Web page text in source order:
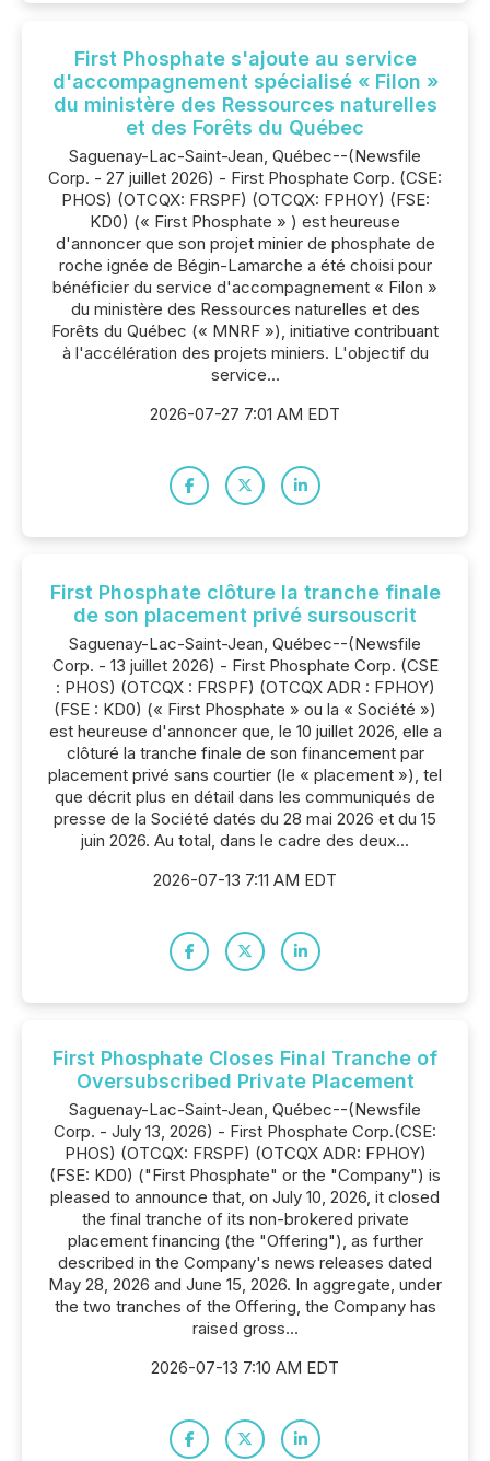
First Phosphate s'ajoute au service
d'accompagnement spécialisé « Filon »
du ministère des Ressources naturelles
et des Forêts du Québec
Saguenay-Lac-Saint-Jean, Québec--(Newsfile
Corp. - 27 juillet 2026) - First Phosphate Corp. (CSE:
PHOS) (OTCQX: FRSPF) (OTCQX: FPHOY) (FSE:
KD0) (« First Phosphate » ) est heureuse
d'annoncer que son projet minier de phosphate de
roche ignée de Bégin-Lamarche a été choisi pour
bénéficier du service d'accompagnement « Filon »
du ministère des Ressources naturelles et des
Forêts du Québec (« MNRF »), initiative contribuant
à l'accélération des projets miniers. L'objectif du
service...
2026-07-27 7:01 AM EDT
First Phosphate clôture la tranche finale
de son placement privé sursouscrit
Saguenay-Lac-Saint-Jean, Québec--(Newsfile
Corp. - 13 juillet 2026) - First Phosphate Corp. (CSE
: PHOS) (OTCQX : FRSPF) (OTCQX ADR : FPHOY)
(FSE : KD0) (« First Phosphate » ou la « Société »)
est heureuse d'annoncer que, le 10 juillet 2026, elle a
clôturé la tranche finale de son financement par
placement privé sans courtier (le « placement »), tel
que décrit plus en détail dans les communiqués de
presse de la Société datés du 28 mai 2026 et du 15
juin 2026. Au total, dans le cadre des deux...
2026-07-13 7:11 AM EDT
First Phosphate Closes Final Tranche of
Oversubscribed Private Placement
Saguenay-Lac-Saint-Jean, Québec--(Newsfile
Corp. - July 13, 2026) - First Phosphate Corp.(CSE:
PHOS) (OTCQX: FRSPF) (OTCQX ADR: FPHOY)
(FSE: KD0) ("First Phosphate" or the "Company") is
pleased to announce that, on July 10, 2026, it closed
the final tranche of its non-brokered private
placement financing (the "Offering"), as further
described in the Company's news releases dated
May 28, 2026 and June 15, 2026. In aggregate, under
the two tranches of the Offering, the Company has
raised gross...
2026-07-13 7:10 AM EDT